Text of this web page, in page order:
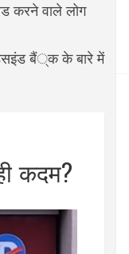
करने वाले लोग
इंडसइंड बैं्क के बारे में
कदम?